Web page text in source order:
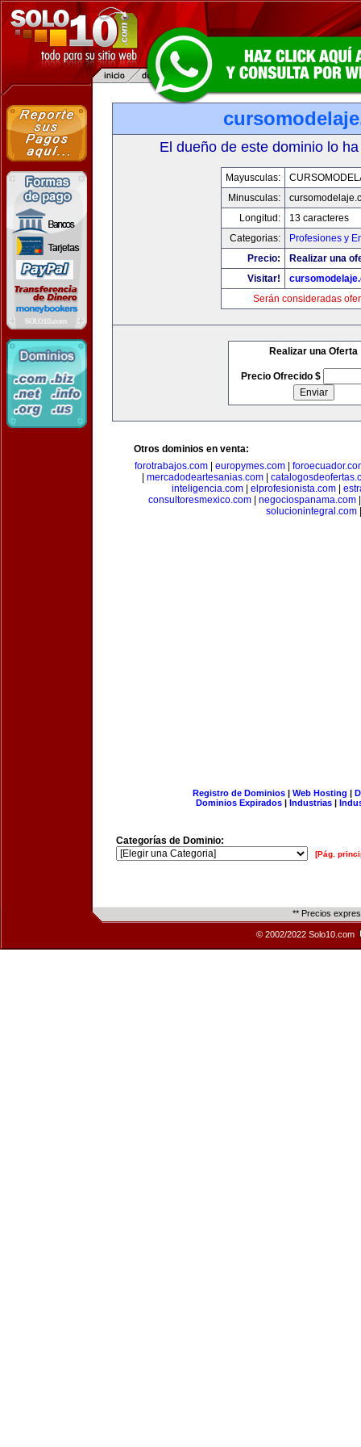
El dueño de este dominio lo
Mayusculas:
Minusculas:
Longitud:
13 caracteres
Categorias:
Profesiones y
Precio:
Realizar una
Visitar!
Serán consideradas
Realizar una Oferta
Precio Ofrecido $
Otros dominios en venta:
forotrabajos.com| europymes.com|
mercadodeartesanias.com
inteligencia.com| elprofesionista.com|
consultoresmexico.com| negociospanama.com
solucionintegral.com|
Registro de Dominios| Web Hosting |
Dominios Expirados | Industrias |
Categorías de Dominio:
[Pág.
** Precios
© 2002/2022 Solo10.com